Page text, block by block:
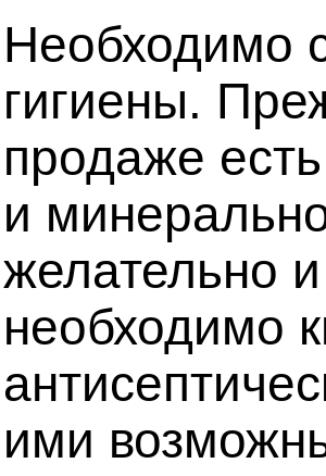
Необходимо
гигиены.
продаже
и
желательно
необходимо
ими